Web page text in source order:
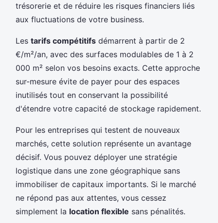
trésorerie et de réduire les risques financiers liés
aux fluctuations de votre business.
Les tarifs compétitifs démarrent à partir de 2
€/m²/an, avec des surfaces modulables de 1 à 2
000 m² selon vos besoins exacts. Cette approche
sur-mesure évite de payer pour des espaces
inutilisés tout en conservant la possibilité
d'étendre votre capacité de stockage rapidement.
Pour les entreprises qui testent de nouveaux
marchés, cette solution représente un avantage
décisif. Vous pouvez déployer une stratégie
logistique dans une zone géographique sans
immobiliser de capitaux importants. Si le marché
ne répond pas aux attentes, vous cessez
simplement la location flexible sans pénalités.